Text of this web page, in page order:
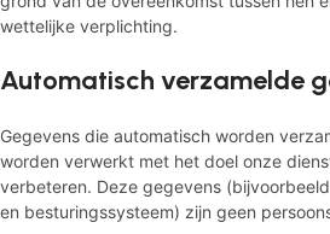
wettelijke verplichting.
Automatisch verzamelde
Gegevens die automatisch worden
worden verwerkt met het doel onze
verbeteren. Deze gegevens
en besturingssysteem) zijn geen